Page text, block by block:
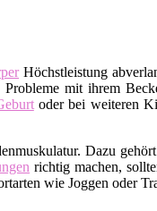
Höchstleistung
mit ihrem
oder bei weiteren
Dazu
richtig machen,
wie Joggen oder